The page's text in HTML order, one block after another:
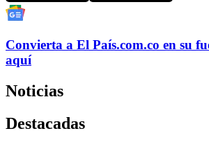
Convierta a El País.com.co en su
aquí
Noticias
Destacadas